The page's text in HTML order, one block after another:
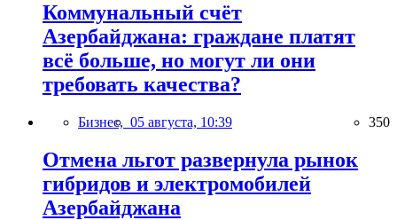
Коммунальный счёт
Азербайджана: граждане платят
всё больше, но могут ли они
требовать качества?
Бизнес, 05 августа, 10:39 350
Отмена льгот развернула рынок
гибридов и электромобилей
Азербайджана